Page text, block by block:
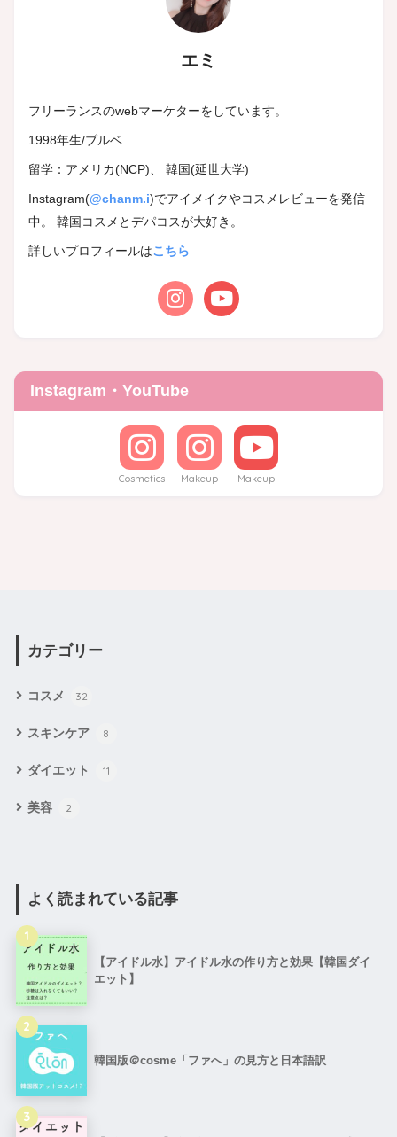
エミ
フリーランスのwebマーケターをしています。
1998年生/ブルベ
留学：アメリカ(NCP)、 韓国(延世大学)
Instagram(@chanm.i)でアイメイクやコスメレビューを発信
中。 韓国コスメとデパコスが大好き。
詳しいプロフィールはこちら
Instagram・YouTube
Cosmetics Makeup Makeup
カテゴリー
コスメ 32
スキンケア 8
ダイエット 11
美容 2
よく読まれている記事
1
【アイドル水】アイドル水の作り方と効果【韓国ダイ
エット】
2
韓国版＠cosme「ファへ」の見方と日本語訳
3